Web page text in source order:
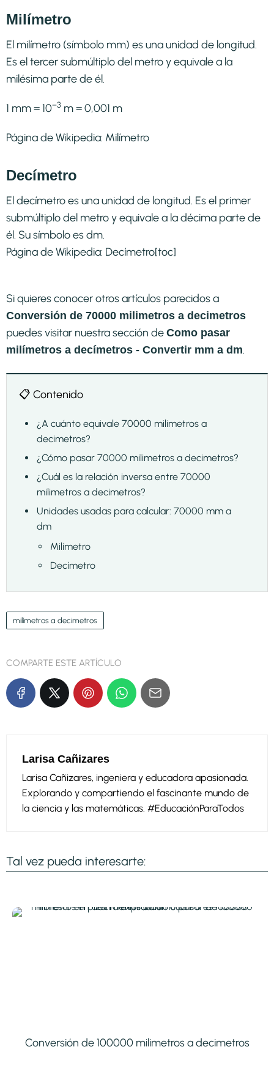
Milímetro
El milímetro (símbolo mm) es una unidad de longitud.
Es el tercer submúltiplo del metro y equivale a la
milésima parte de él.
1 mm = 10−3 m = 0,001 m
Página de Wikipedia: Milímetro
Decímetro
El decímetro es una unidad de longitud. Es el primer
submúltiplo del metro y equivale a la décima parte de
él. Su símbolo es dm.
Página de Wikipedia: Decímetro[toc]
Si quieres conocer otros artículos parecidos a
Conversión de 70000 milimetros a decimetros
puedes visitar nuestra sección de Como pasar
milímetros a decímetros - Convertir mm a dm.
📋 Contenido
¿A cuánto equivale 70000 milimetros a
decimetros?
¿Cómo pasar 70000 milimetros a decimetros?
¿Cuál es la relación inversa entre 70000
milimetros a decimetros?
Unidades usadas para calcular: 70000 mm a
dm
Milímetro
Decímetro
milímetros a decimetros
COMPARTE ESTE ARTÍCULO
Larisa Cañizares
Larisa Cañizares, ingeniera y educadora apasionada.
Explorando y compartiendo el fascinante mundo de
la ciencia y las matemáticas. #EducaciónParaTodos
Tal vez pueda interesarte:
Conversión de 100000 milimetros a decimetros